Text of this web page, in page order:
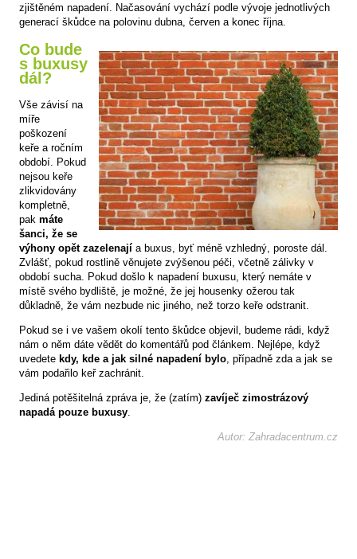
zjištěném napadení. Načasování vychází podle vývoje jednotlivých
generací škůdce na polovinu dubna, červen a konec října.
Co bude
s buxusy
dál?
Vše závisí na
míře
poškození
keře a ročním
období. Pokud
nejsou keře
zlikvidovány
kompletně,
pak máte
šanci, že se
výhony opět zazelenají a buxus, byť méně vzhledný, poroste dál.
Zvlášť, pokud rostlině věnujete zvýšenou péči, včetně zálivky v
období sucha. Pokud došlo k napadení buxusu, který nemáte v
místě svého bydliště, je možné, že jej housenky ožerou tak
důkladně, že vám nezbude nic jiného, než torzo keře odstranit.
Pokud se i ve vašem okolí tento škůdce objevil, budeme rádi, když
nám o něm dáte vědět do komentářů pod článkem. Nejlépe, když
uvedete kdy, kde a jak silné napadení bylo, případně zda a jak se
vám podařilo keř zachránit.
Jediná potěšitelná zpráva je, že (zatím) zavíječ zimostrázový
napadá pouze buxusy.
Autor: Zahradacentrum.cz